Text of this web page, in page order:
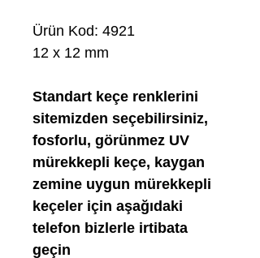
Ürün Kod: 4921
12 x 12 mm
Standart keçe renklerini
sitemizden seçebilirsiniz,
fosforlu, görünmez UV
mürekkepli keçe, kaygan
zemine uygun mürekkepli
keçeler için aşağıdaki
telefon bizlerle irtibata
geçin